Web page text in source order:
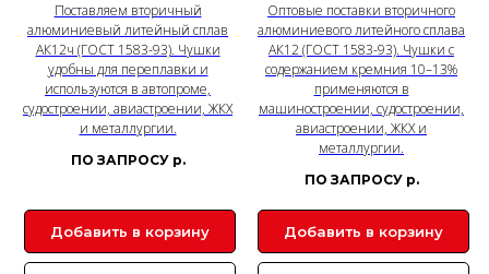
Поставляем вторичный
алюминиевый литейный сплав
АК12ч (ГОСТ 1583-93). Чушки
удобны для переплавки и
используются в автопроме,
судостроении, авиастроении, ЖКХ
и металлургии.
ПО ЗАПРОСУ р.
Добавить в корзину
Оптовые поставки вторичного
алюминиевого литейного сплава
АК12 (ГОСТ 1583-93). Чушки с
содержанием кремния 10–13%
применяются в
машиностроении, судостроении,
авиастроении, ЖКХ и
металлургии.
ПО ЗАПРОСУ р.
Добавить в корзину